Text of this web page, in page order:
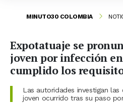
MINUTO30 COLOMBIA
Expotatuaje se
joven por infección
cumplido los
Las autoridades investigan
joven ocurrido tras su paso